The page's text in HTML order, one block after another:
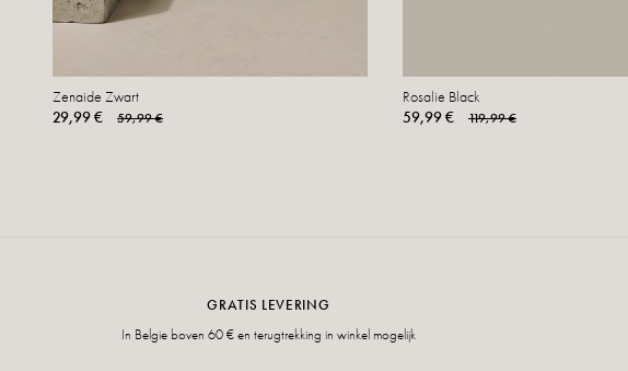
Zenaide Zwart
29,99 €
59,99 €
Rosalie Black
59,99 €
119,99 €
GRATIS LEVERING
In Belgie boven 60 € en terugtrekking in winkel mogelijk